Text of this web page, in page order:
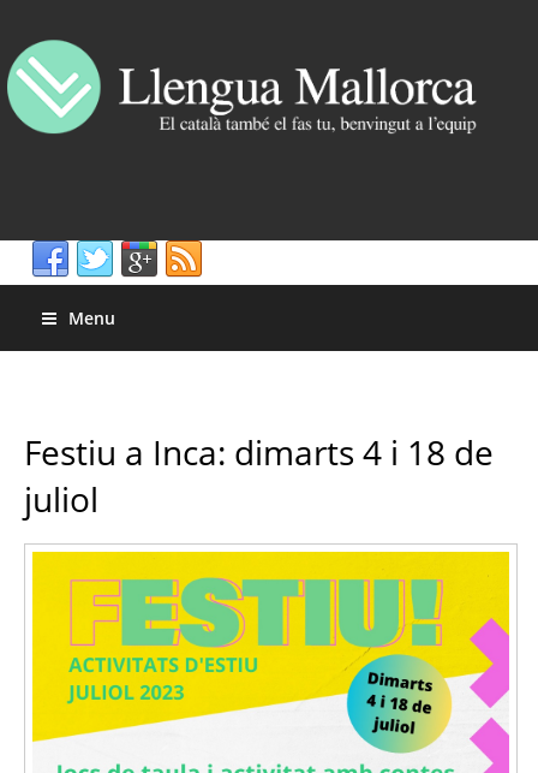
Menu
Festiu a Inca: dimarts 4 i 18 de
juliol